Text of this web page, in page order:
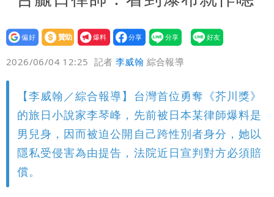
設為
贊助
我要
爆料
2026/06/04 12:25 記者李威翰 綜合報導
【李威翰／綜合報導】台灣首位勇奪《芥川獎》
的旅日小說家李琴峰，先前被日本某律師爆料是
男兒身，因而被迫公開自己跨性別者身分，她以
隱私受侵害為由提告，法院近日宣判對方必須賠
償。